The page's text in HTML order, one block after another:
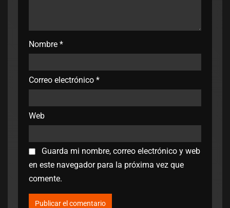
Nombre *
Correo electrónico *
Web
Guarda mi nombre, correo electrónico y web
en este navegador para la próxima vez que
comente.